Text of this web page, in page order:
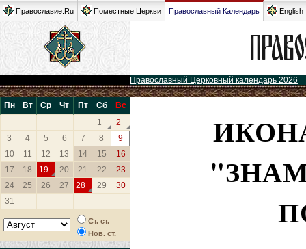
Православие.Ru Поместные Церкви Православный Календарь English
Православный Церковный календарь 2026
Пн Вт Ср Чт Пт Сб
Вс
1
2
3
4 5 6 7 8
9
10
11 12 13 14 15
16
17
18 19 20 21 22
23
24
25 26 27 28 29
30
31
Ст. ст.
Нов. ст.